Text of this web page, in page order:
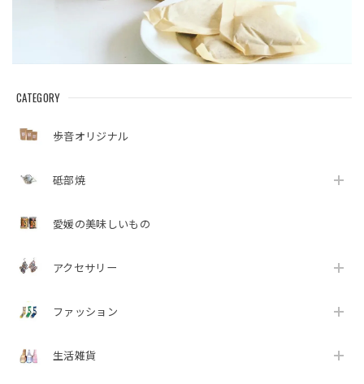
CATEGORY
歩音オリジナル
砥部焼
愛媛の美味しいもの
アクセサリー
ファッション
生活雑貨